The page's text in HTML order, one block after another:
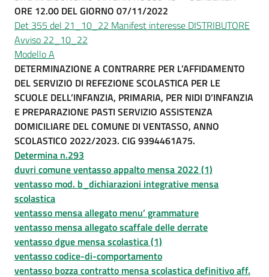
ORE 12.00 DEL GIORNO 07/11/2022
Det 355 del 21_10_22 Manifest interesse DISTRIBUTORE
Avviso 22_10_22
Modello A
DETERMINAZIONE A CONTRARRE PER L’AFFIDAMENTO
DEL SERVIZIO DI REFEZIONE SCOLASTICA PER LE
SCUOLE DELL’INFANZIA, PRIMARIA, PER NIDI D’INFANZIA
E PREPARAZIONE PASTI SERVIZIO ASSISTENZA
DOMICILIARE DEL COMUNE DI VENTASSO, ANNO
SCOLASTICO 2022/2023. CIG 9394461A75.
Determina n.293
duvri comune ventasso appalto mensa 2022 (1)
ventasso mod. b_dichiarazioni integrative mensa
scolastica
ventasso mensa allegato menu’ grammature
ventasso mensa allegato scaffale delle derrate
ventasso dgue mensa scolastica (1)
ventasso codice-di-comportamento
ventasso bozza contratto mensa scolastica definitivo aff.